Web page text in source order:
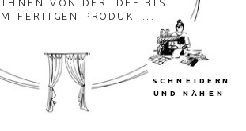
SCHNEIDERN
UND NÄHEN
VON DER IDEE BIS
FERTIGEN PRODUKT...